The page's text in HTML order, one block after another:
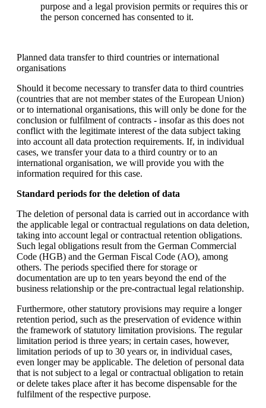
purpose and a legal provision permits or requires this or
the person concerned has consented to it.
Planned data transfer to third countries or international
organisations
Should it become necessary to transfer data to third countries
(countries that are not member states of the European Union)
or to international organisations, this will only be done for the
conclusion or fulfilment of contracts - insofar as this does not
conflict with the legitimate interest of the data subject taking
into account all data protection requirements. If, in individual
cases, we transfer your data to a third country or to an
international organisation, we will provide you with the
information required for this case.
Standard periods for the deletion of data
The deletion of personal data is carried out in accordance with
the applicable legal or contractual regulations on data deletion,
taking into account legal or contractual retention obligations.
Such legal obligations result from the German Commercial
Code (HGB) and the German Fiscal Code (AO), among
others. The periods specified there for storage or
documentation are up to ten years beyond the end of the
business relationship or the pre-contractual legal relationship.
Furthermore, other statutory provisions may require a longer
retention period, such as the preservation of evidence within
the framework of statutory limitation provisions. The regular
limitation period is three years; in certain cases, however,
limitation periods of up to 30 years or, in individual cases,
even longer may be applicable. The deletion of personal data
that is not subject to a legal or contractual obligation to retain
or delete takes place after it has become dispensable for the
fulfilment of the respective purpose.